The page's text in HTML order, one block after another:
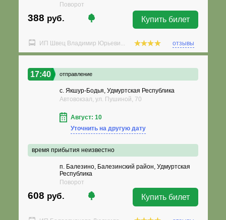
Поворот
388 руб. Купить билет
ИП Швец Владимир Юрьеви... отзывы
17:40 отправление
с. Якшур-Бодья, Удмуртская Республика
Автовокзал, ул. Пушиной, 70
Август: 10
Уточнить на другую дату
время прибытия неизвестно
п. Балезино, Балезинский район, Удмуртская
Республика
Поворот
608 руб. Купить билет